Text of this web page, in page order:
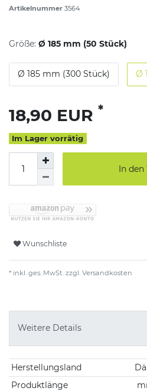
Artikelnummer 3564
Größe: Ø 185 mm (50 Stück)
Ø 185 mm (300 Stück) Ø
18,90 EUR *
Im Lager vorrätig
In den
Wunschliste
* inkl. ges. MwSt. zzgl. Versandkosten
Weitere Details
Technisches Merkmal
Wert
Herstellungsland
Produktlänge